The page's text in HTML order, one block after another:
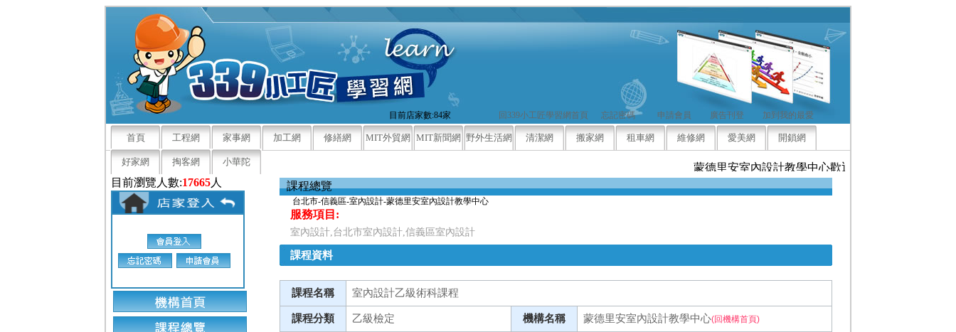
目前店家數:84家 回339小工匠學習網首頁 忘記密碼 申請會員 廣告刊登 加到我的最愛
首頁 工程網 家事網 加工網 修繕網 MIT外貿網 MIT新聞網 野外生活網 清潔網 搬家網 租車網 維修網 愛美網 開鎖網
好家網 掏客網 小華陀
蒙德里安室內設計教學中心歡迎來電洽詢，竭誠為您
目前瀏覽人數:17665人 課程總覽
台北市-信義區-室內設計-蒙德里安室內設計教學中心
服務項目:
室內設計,台北市室內設計,信義區室內設計
課程資料
課程名稱 室內設計乙級術科課程
課程分類 乙級檢定 機構名稱 蒙德里安室內設計教學中心(回機構首頁)